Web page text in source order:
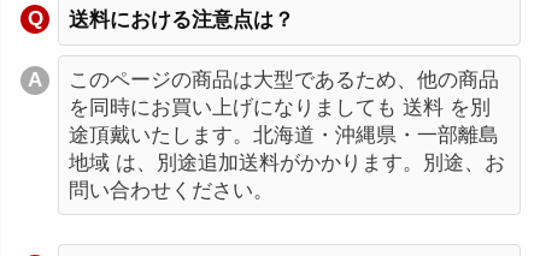
送料における注意点は？
このページの商品は大型であるため、他の商品
を同時にお買い上げになりましても 送料 を別
途頂戴いたします。北海道・沖縄県・一部離島
地域 は、別途追加送料がかかります。別途、お
問い合わせください。